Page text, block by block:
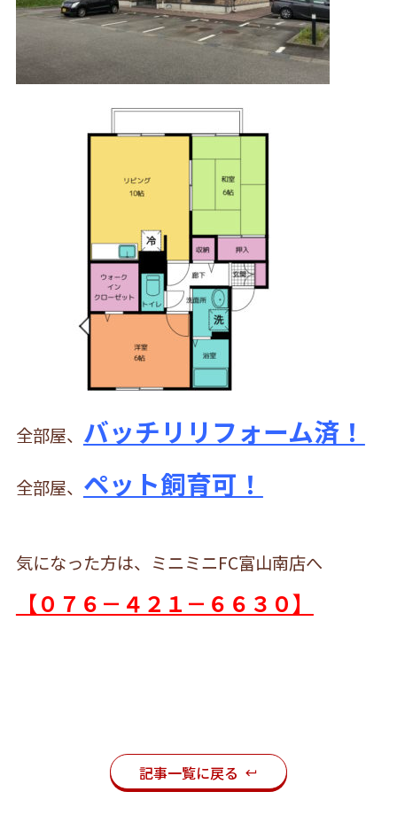
全部屋、 バッチリリフォーム済！
全部屋、 ペット飼育可！
気になった方は、ミニミニFC富山南店へ
【０７６－４２１－６６３０】
記事一覧に戻る